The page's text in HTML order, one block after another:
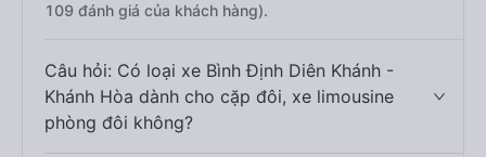
109 đánh giá của khách hàng).
Câu hỏi: Có loại xe Bình Định Diên Khánh -
Khánh Hòa dành cho cặp đôi, xe limousine
phòng đôi không?